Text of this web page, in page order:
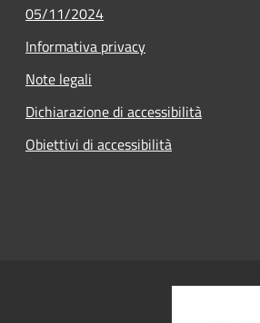
05/11/2024
Informativa privacy
Note legali
Dichiarazione di accessibilità
Obiettivi di accessibilità